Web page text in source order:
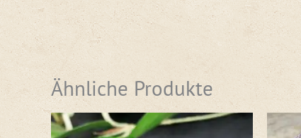
Ähnliche Produkte